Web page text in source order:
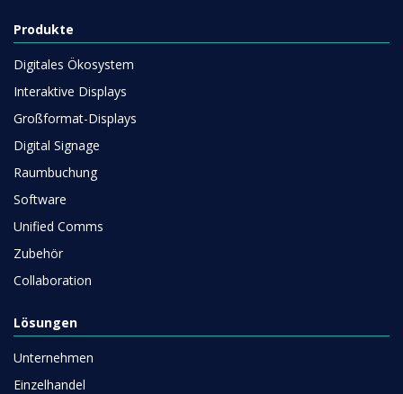
Produkte
Digitales Ökosystem
Interaktive Displays
Großformat-Displays
Digital Signage
Raumbuchung
Software
Unified Comms
Zubehör
Collaboration
Lösungen
Unternehmen
Einzelhandel